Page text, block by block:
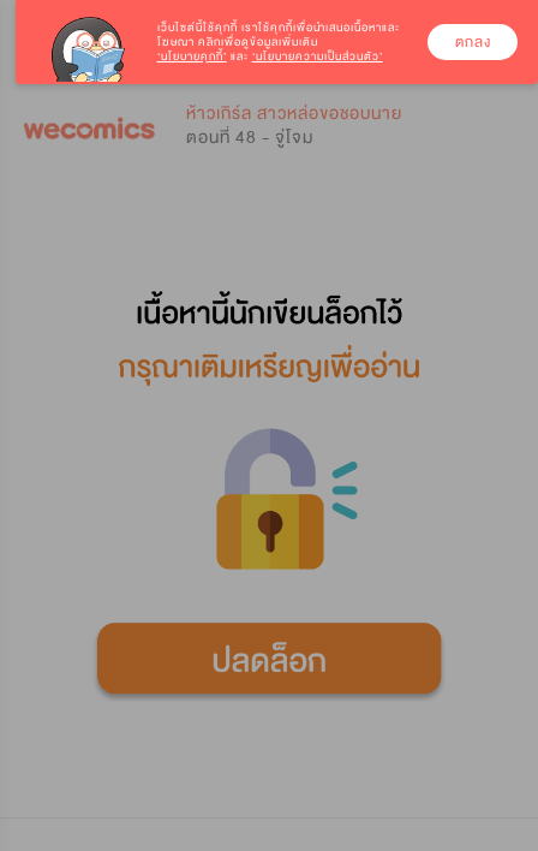
ห้าวเกิร์ล สาวหล่อขอชอบนาย
ตอนที่ 48 - จู่โจม
เว็บไซต์นี้ใช้คุกกี้ เราใช้คุกกี้เพื่อนำเสนอเนื้อหาและ
โฆษณา คลิกเพื่อดูข้อมูลเพิ่มเติม
‘นโยบายคุกกี้’ และ ‘นโยบายความเป็นส่วนตัว’
ตกลง